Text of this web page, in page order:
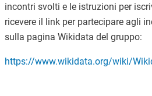
incontri svolti e le istruzioni per
ricevere il link per partecipare agli
sulla pagina Wikidata del gruppo:
https://www.wikidata.org/wiki/